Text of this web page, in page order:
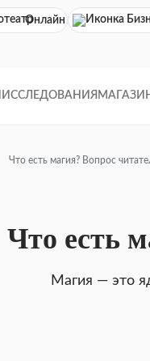
Онлайн кинотеатр
ИССЛЕДОВАНИЯ
Что есть магия? Вопрос
Что есть
Магия — это